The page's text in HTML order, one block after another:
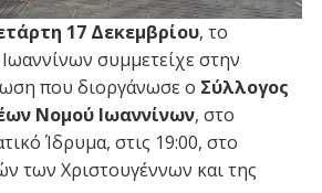
17 Δεκεμβρίου, το
συμμετείχε στην
που διοργάνωσε ο Σύλλογος
Νομού Ιωαννίνων, στο
Ίδρυμα, στις 19:00, στο
των Χριστουγέννων και της